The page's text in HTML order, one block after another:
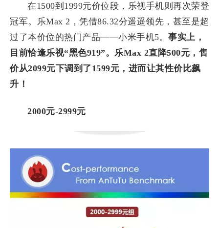
在1500到1999元价位段，乐视手机则再次荣登
冠军。乐Max 2，凭借86.32分遥遥领先，甚至是超
过了本价位的热门产品——小米手机5。 事实上，
目前恰逢乐视“黑色919”。乐Max 2直降500元，售
价从2099元下调到了1599元，进而让其性价比飙
升！
2000元-2999元